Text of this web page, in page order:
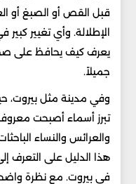
قبل القص أو الصبغ أو
الإطلالة. وأي تغيير
يعرف كيف يحافظ على
جميلاً.
وفي مدينة مثل بيروت،
تبرز أسماء أصبحت
والعرائس والنساء
هذا الدليل على التعرف
في بيروت. مع نظرة